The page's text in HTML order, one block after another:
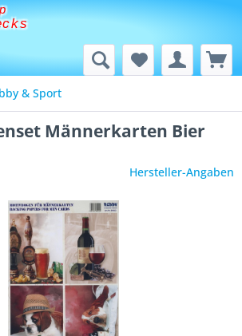
& Sport
Männerkarten Bier
Hersteller-Angaben